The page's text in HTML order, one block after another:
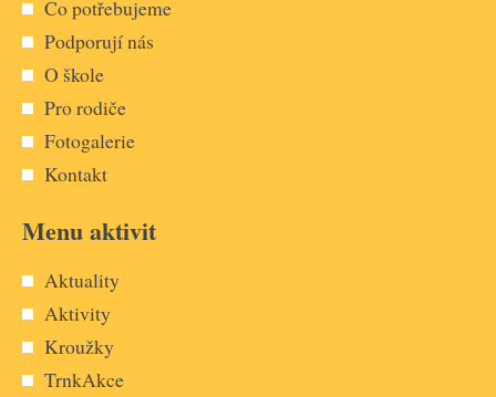
Co potřebujeme
Podporují nás
O škole
Pro rodiče
Fotogalerie
Kontakt
Menu aktivit
Aktuality
Aktivity
Kroužky
TrnkAkce